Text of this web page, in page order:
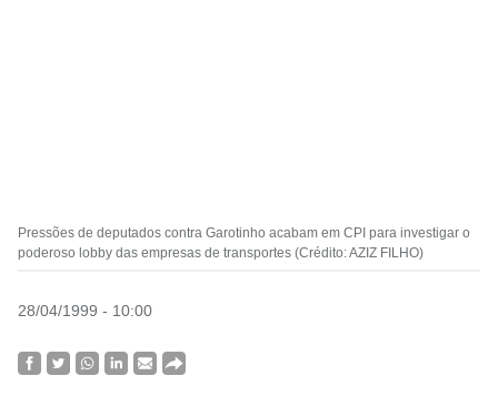
Pressões de deputados contra Garotinho acabam em CPI para investigar o
poderoso lobby das empresas de transportes (Crédito: AZIZ FILHO)
28/04/1999 - 10:00